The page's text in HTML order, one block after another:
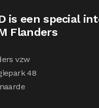
is een special
Flanders
vzw
48